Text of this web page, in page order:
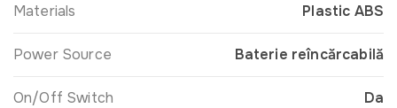
Materials Plastic ABS
Power Source Baterie reîncărcabilă
On/Off Switch Da